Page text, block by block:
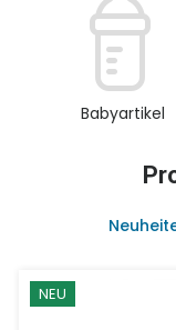
Babyartikel
NEU